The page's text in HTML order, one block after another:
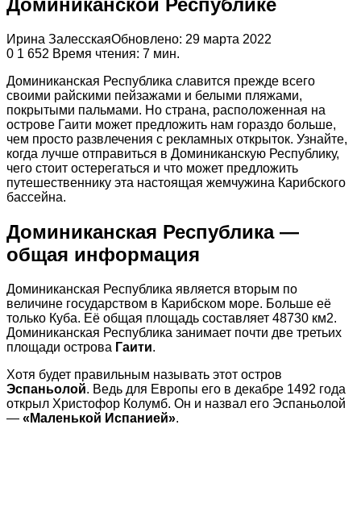
Доминиканской Республике
Ирина ЗалесскаяОбновлено: 29 марта 2022
0 1 652 Время чтения: 7 мин.
Доминиканская Республика славится прежде всего
своими райскими пейзажами и белыми пляжами,
покрытыми пальмами. Но страна, расположенная на
острове Гаити может предложить нам гораздо больше,
чем просто развлечения с рекламных открыток. Узнайте,
когда лучше отправиться в Доминиканскую Республику,
чего стоит остерегаться и что может предложить
путешественнику эта настоящая жемчужина Карибского
бассейна.
Доминиканская Республика —
общая информация
Доминиканская Республика является вторым по
величине государством в Карибском море. Больше её
только Куба. Её общая площадь составляет 48730 км2.
Доминиканская Республика занимает почти две третьих
площади острова Гаити.
Хотя будет правильным называть этот остров
Эспаньолой. Ведь для Европы его в декабре 1492 года
открыл Христофор Колумб. Он и назвал его Эспаньолой
— «Маленькой Испанией».